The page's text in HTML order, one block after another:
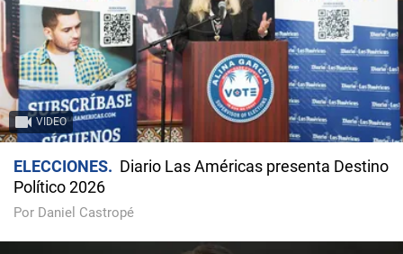
VIDEO
ELECCIONES
Diario Las Américas presenta Destino
Político 2026
Por Daniel Castropé